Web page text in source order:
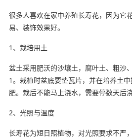
很多人喜欢在家中养殖长寿花，因为它
易、装饰效果好。
1、栽培用土
盆土采用肥沃的沙壤土，腐叶土、粗沙
1。栽植时盆底要垫瓦片，并在培养土
肥。栽后不能马上浇水，需要停数天后
2、光照与温度
长寿花为短日照植物，对光照要求不严